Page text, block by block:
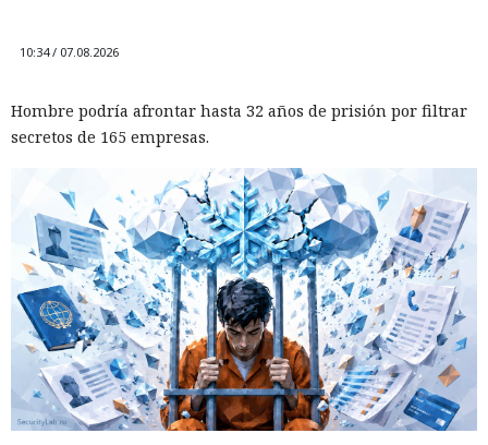
Las sanciones y restricciones contra las empresas
tecnológicas chinas por parte de las autoridades
estadounidenses hace tiempo que son noticia habitual —
ahora un escenario similarse está desarrollandoen sentido
10:34 / 07.08.2026
Hombre podría afrontar hasta 32 años de prisión por filtrar
secretos de 165 empresas.